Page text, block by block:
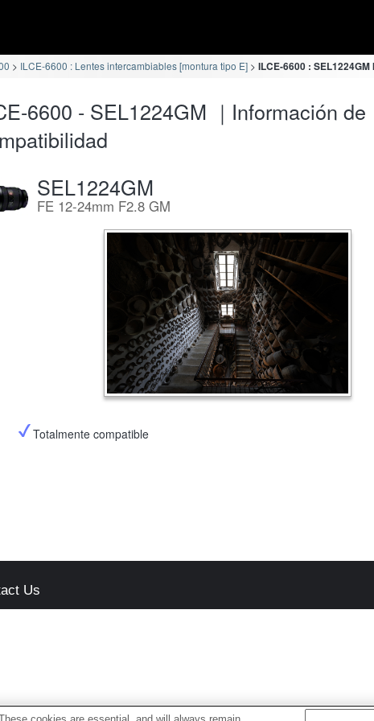
ILCE-6600 : Lentes intercambiables [montura tipo E] ILCE-6600 :
6600 - SEL1224GM ｜Información de
SEL1224GM
FE 12-24mm F2.8 GM
Totalmente compatible
Us